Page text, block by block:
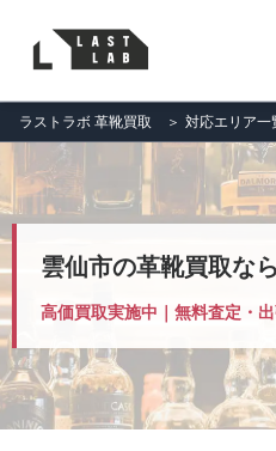
ラストラボ 革靴買取 ＞ 対応エリア一
雲仙市の革靴買取な
高価買取実施中｜無料査定・